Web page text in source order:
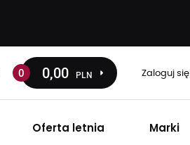
0 0,00 PLN Zaloguj się
Oferta letnia Marki